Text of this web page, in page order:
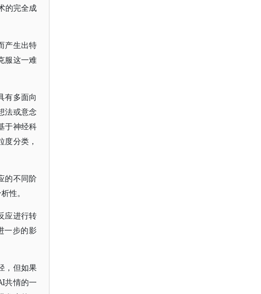
的完全成
产生出特
服这一难
有多面向
法或意念
于神经科
分类，
的不同阶
性。
应进行转
一步的影
，但如果
共情的一